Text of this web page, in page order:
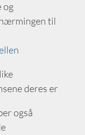
og
til
deres er
også